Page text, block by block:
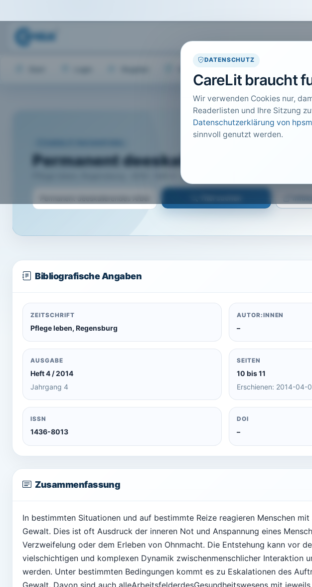
DATENSCHUTZ
CareLit braucht
Wir verwenden Cookies nur,
Readerlisten und Ihre Sitzung
Datenschutzerklärung von
sinnvoll genutzt werden.
Permanent deeskalierendes
Pflege leben, Regensburg · 2014 · Heft 4 · S. 10 bis 11
Bibliografische Angaben
ZEITSCHRIFT
Pflege leben, Regensburg
AUTOR:INNEN
–
AUSGABE
Heft 4 / 2014
Jahrgang 4
SEITEN
10 bis 11
Erschienen: 2014-04-
ISSN
1436-8013
DOI
–
Zusammenfassung
In bestimmten Situationen und auf bestimmte Reize reagieren Menschen
Gewalt. Dies ist oft Ausdruck der inneren Not und Anspannung eines
Verzweifelung oder dem Erleben von Ohnmacht. Die Entstehung kann vor
vielschichtigen und komplexen Dynamik zwischenmenschlicher Interaktion
werden. Unter bestimmten Bedingungen kommt es zu Eskalationen des
Gewalt. Davon sind auch alleArbeitsfelderdesGesundheitswesens mit